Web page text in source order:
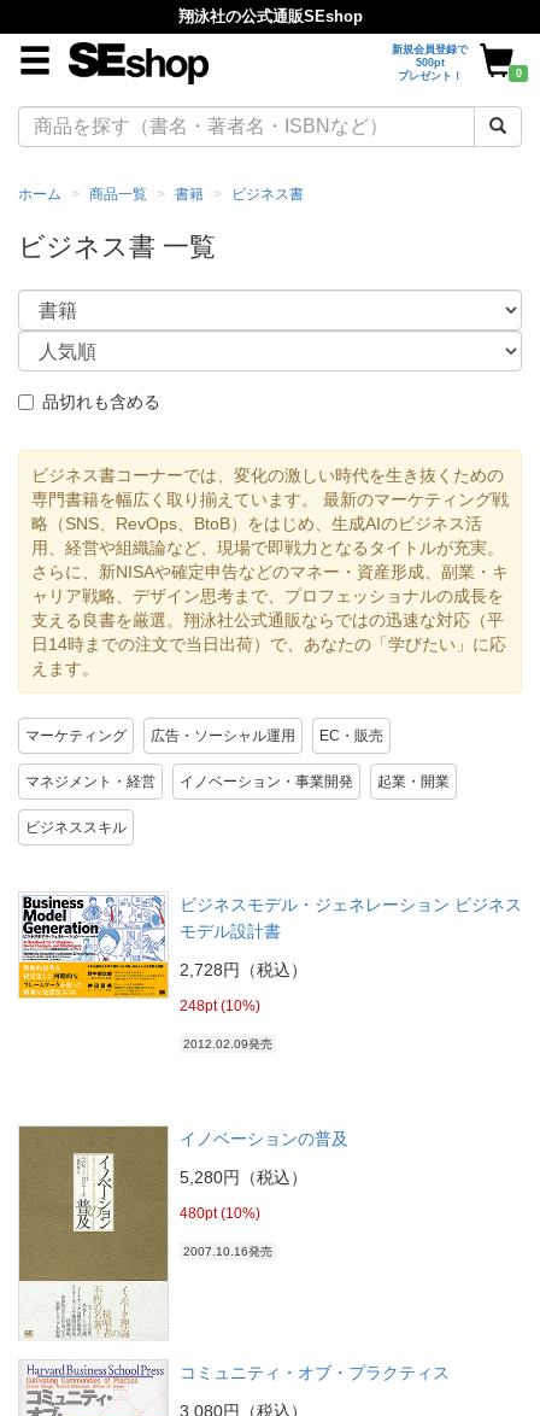
翔泳社の公式通販SEshop
新規会員登録で
500pt
プレゼント！
0
ホーム 商品一覧 書籍 ビジネス書
ビジネス書 一覧
品切れも含める
ビジネス書コーナーでは、変化の激しい時代を生き抜くための
専門書籍を幅広く取り揃えています。 最新のマーケティング戦
略（SNS、RevOps、BtoB）をはじめ、生成AIのビジネス活
用、経営や組織論など、現場で即戦力となるタイトルが充実。
さらに、新NISAや確定申告などのマネー・資産形成、副業・キ
ャリア戦略、デザイン思考まで、プロフェッショナルの成長を
支える良書を厳選。翔泳社公式通販ならではの迅速な対応（平
日14時までの注文で当日出荷）で、あなたの「学びたい」に応
えます。
マーケティング 広告・ソーシャル運用 EC・販売
マネジメント・経営 イノベーション・事業開発 起業・開業
ビジネススキル
ビジネスモデル・ジェネレーション ビジネス
モデル設計書
2,728円（税込）
248pt (10%)
2012.02.09発売
イノベーションの普及
5,280円（税込）
480pt (10%)
2007.10.16発売
コミュニティ・オブ・プラクティス
3,080円（税込）